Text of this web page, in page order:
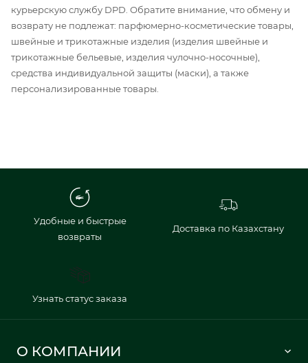
курьерскую службу DPD. Обратите внимание, что обмену и
возврату не подлежат: парфюмерно-косметические товары,
швейные и трикотажные изделия (изделия швейные и
трикотажные бельевые, изделия чулочно-носочные),
средства индивидуальной защиты (маски), а также
персонализированные товары.
Удобные и быстрые
возвраты
Доставка по Казахстану
Узнать статус заказа
О КОМПАНИИ